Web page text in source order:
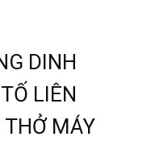
DINH
LIÊN
THỞ MÁY